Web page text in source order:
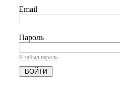
Email
Пароль
Я забыл пароль